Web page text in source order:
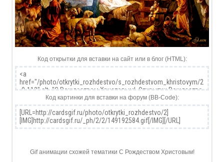
Код открытки для вставки на сайт или в блог (HTML):
Код картинки для вставки на форум (BB-Code):
Gif анимации схожей тематики С Рождеством Христовым!